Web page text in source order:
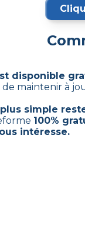
disponible
maintenir à
simple
100%
intéresse.